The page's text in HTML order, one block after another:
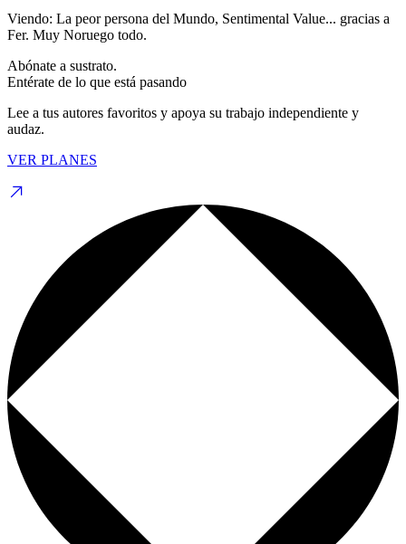
Viendo: La peor persona del Mundo, Sentimental Value... gracias a
Fer. Muy Noruego todo.
Abónate a sustrato.
Entérate de lo que está pasando
Lee a tus autores favoritos y apoya su trabajo independiente y
audaz.
VER PLANES